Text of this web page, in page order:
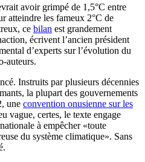
avoir grimpé de 1,5°C entre
atteindre les fameux 2°C de
ce bilan est grandement
écrivent l’ancien président
d’experts sur l’évolution du
auteurs.
Instruits par plusieurs décennies
la plupart des gouvernements
une convention onusienne sur les
vague, certes, le texte engage
à empêcher «toute
du système climatique». Sans